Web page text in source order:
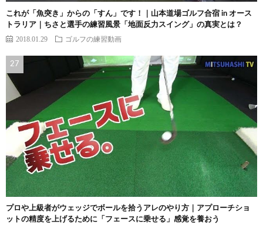
これが「魚突き」からの「すん」です！｜山本道場ゴルフ合宿 in オース
トラリア｜ちさと選手の練習風景「地面反力スイング」の真実とは？
2018.01.29 ゴルフの練習動画
プロや上級者がウェッジでボールを拾うアレのやり方｜アプローチショ
ットの精度を上げるために「フェースに乗せる」感覚を養おう